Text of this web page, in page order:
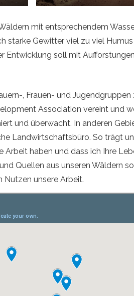
mit entsprechendem
starke Gewitter viel zu viel
Entwicklung soll mit
, Frauen- und Jugendgruppen
Association vereint und
und überwacht. In anderen
Landwirtschaftsbüro. So trägt
Arbeit haben und dass ich Ihre
Quellen aus unseren Wäldern
unsere Arbeit.